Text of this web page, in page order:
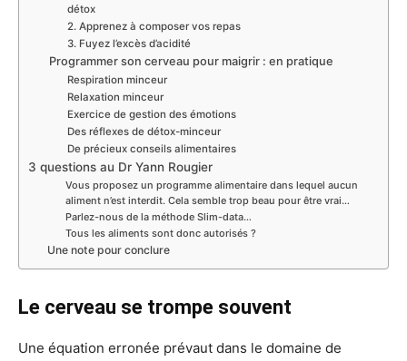
détox
2. Apprenez à composer vos repas
3. Fuyez l’excès d’acidité
Programmer son cerveau pour maigrir : en pratique
Respiration minceur
Relaxation minceur
Exercice de gestion des émotions
Des réflexes de détox-minceur
De précieux conseils alimentaires
3 questions au Dr Yann Rougier
Vous proposez un programme alimentaire dans lequel aucun
aliment n’est interdit. Cela semble trop beau pour être vrai…
Parlez-nous de la méthode Slim-data…
Tous les aliments sont donc autorisés ?
Une note pour conclure
Le cerveau se trompe souvent
Une équation erronée prévaut dans le domaine de